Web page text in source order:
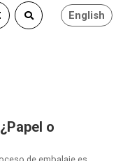
English
o